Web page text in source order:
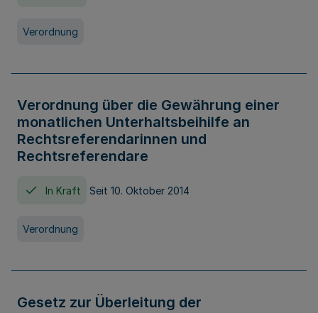
Verordnung
Verordnung über die Gewährung einer
monatlichen Unterhaltsbeihilfe an
Rechtsreferendarinnen und
Rechtsreferendare
In Kraft Seit 10. Oktober 2014
Verordnung
Gesetz zur Überleitung der